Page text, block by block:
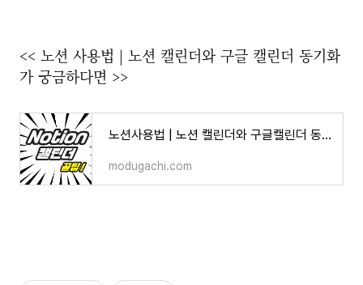
<< 노션 사용법 | 노션 캘린더와 구글 캘린더 동기화
가 궁금하다면 >>
노션사용법 | 노션 캘린더와 구글캘린더 동기화 꿀팁!
modugachi.com